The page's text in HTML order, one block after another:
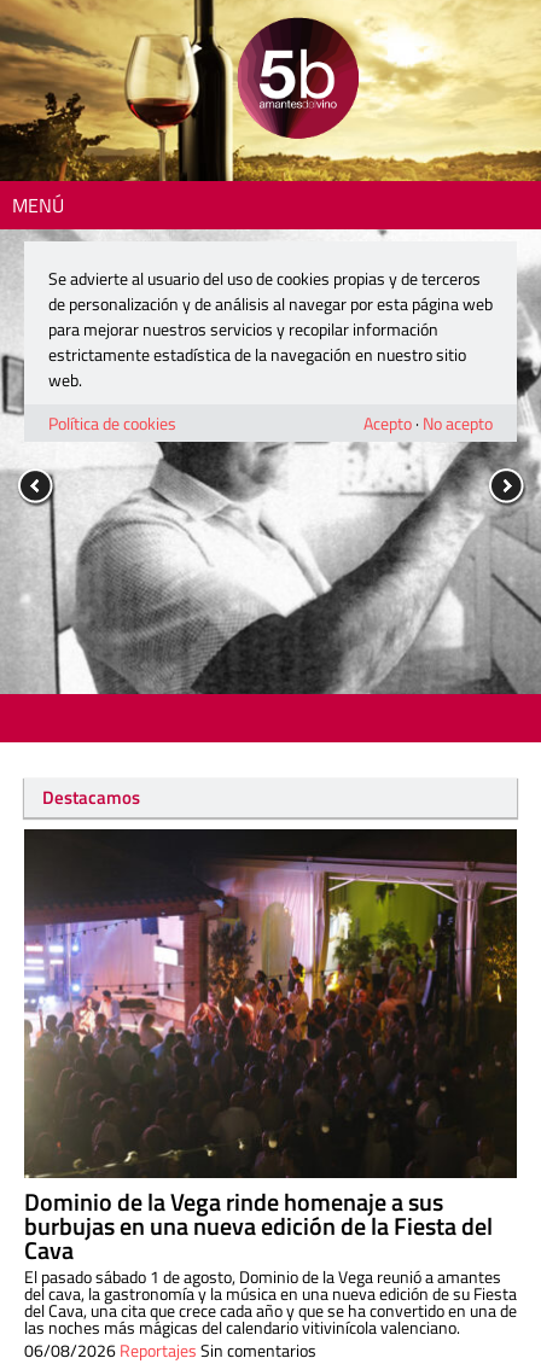
MENÚ
Destacamos
Dominio de la Vega rinde homenaje a sus
burbujas en una nueva edición de la Fiesta del
Cava
El pasado sábado 1 de agosto, Dominio de la Vega reunió a amantes
del cava, la gastronomía y la música en una nueva edición de su Fiesta
del Cava, una cita que crece cada año y que se ha convertido en una de
las noches más mágicas del calendario vitivinícola valenciano.
06/08/2026ReportajesSin comentarios
Se advierte al usuario del uso de cookies propias y de terceros
de personalización y de análisis al navegar por esta página web
para mejorar nuestros servicios y recopilar información
estrictamente estadística de la navegación en nuestro sitio
web.
Política de cookies
Acepto· No acepto